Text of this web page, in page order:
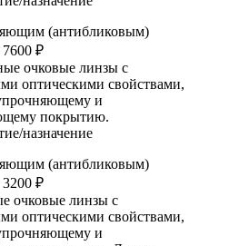
(антибликовым)
7600 ₽
очковые линзы с
оптическими свойствами,
и
покрытию.
назначение
(антибликовым)
3200 ₽
очковые линзы с
оптическими свойствами,
и